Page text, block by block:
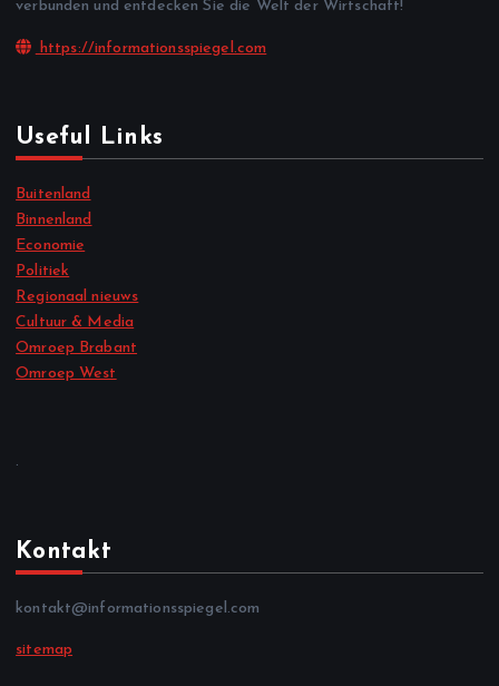
verbunden und entdecken Sie die Welt der Wirtschaft!
https://informationsspiegel.com
Useful Links
Buitenland
Binnenland
Economie
Politiek
Regionaal nieuws
Cultuur & Media
Omroep Brabant
Omroep West
.
Kontakt
kontakt@informationsspiegel.com
sitemap